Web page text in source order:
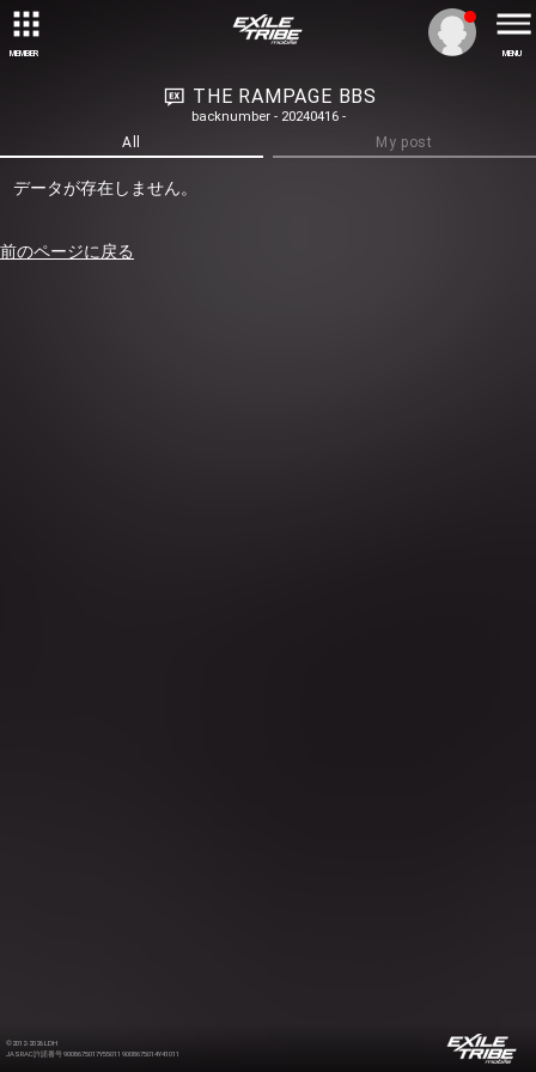
MEMBER MENU
THE RAMPAGE BBS
backnumber - 20240416 -
All My post
データが存在しません。
前のページに戻る
©2012-2026 LDH
JASRAC許諾番号 9008675017Y55011 9008675014Y41011